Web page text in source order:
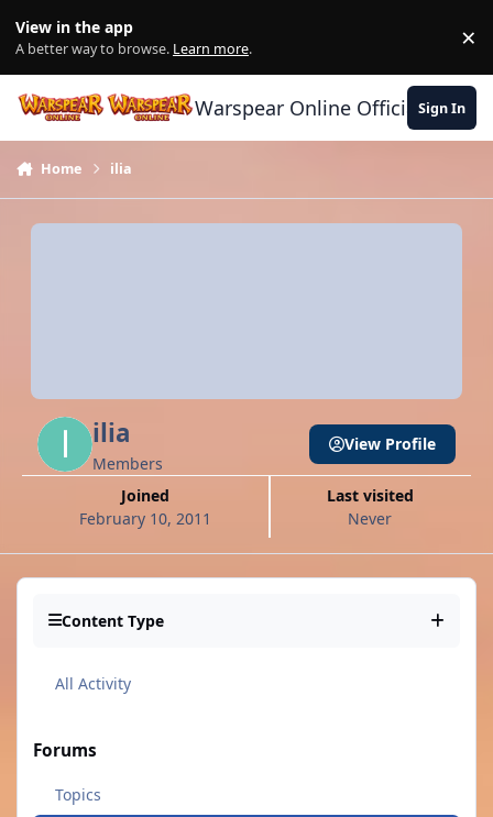
View in the app
A better way to browse. Learn more. ×
Warspear Online Official Forum
Sign In
Home ilia
ilia
Members
Joined
February 10, 2011
Last visited
Never
View Profile
Content Type
All Activity
Forums
Topics